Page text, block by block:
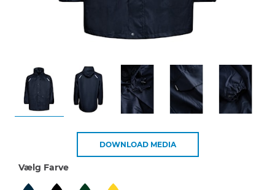
DOWNLOAD MEDIA
Vælg Farve